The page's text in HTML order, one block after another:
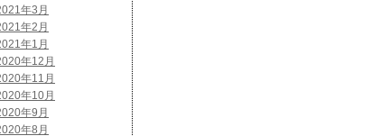
年3月
年2月
年1月
年12月
年11月
年10月
年9月
年8月